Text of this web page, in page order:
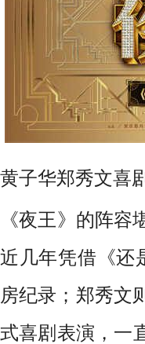
黄子华郑秀文喜
《夜王》 的阵容
近几年凭借 《
房纪录； 郑秀文
式喜剧 表演， 一